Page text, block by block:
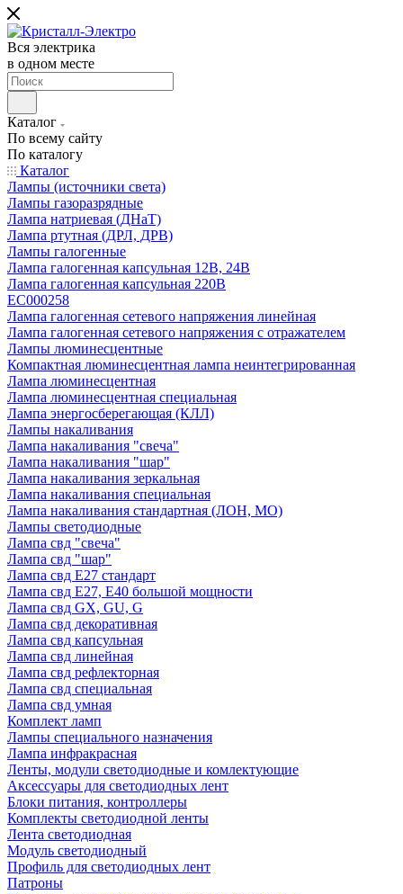
Вся электрика
в одном месте
Каталог
По всему сайту
По каталогу
Каталог
Лампы (источники света)
Лампы газоразрядные
Лампа натриевая (ДНаТ)
Лампа ртутная (ДРЛ, ДРВ)
Лампы галогенные
Лампа галогенная капсульная 12В, 24В
Лампа галогенная капсульная 220В
EC000258
Лампа галогенная сетевого напряжения линейная
Лампа галогенная сетевого напряжения с отражателем
Лампы люминесцентные
Компактная люминесцентная лампа неинтегрированная
Лампа люминесцентная
Лампа люминесцентная специальная
Лампа энергосберегающая (КЛЛ)
Лампы накаливания
Лампа накаливания "свеча"
Лампа накаливания "шар"
Лампа накаливания зеркальная
Лампа накаливания специальная
Лампа накаливания стандартная (ЛОН, МО)
Лампы светодиодные
Лампа свд "свеча"
Лампа свд "шар"
Лампа свд E27 стандарт
Лампа свд E27, Е40 большой мощности
Лампа свд GX, GU, G
Лампа свд декоративная
Лампа свд капсульная
Лампа свд линейная
Лампа свд рефлекторная
Лампа свд специальная
Лампа свд умная
Комплект ламп
Лампы специального назначения
Лампа инфракрасная
Ленты, модули светодиодные и комлектующие
Аксессуары для светодиодных лент
Блоки питания, контроллеры
Комплекты светодиодной ленты
Лента светодиодная
Модуль светодиодный
Профиль для светодиодных лент
Патроны